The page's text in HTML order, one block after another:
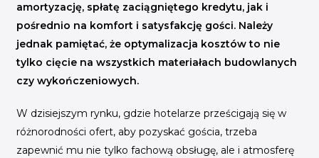
WYDARZENIA
KONKURSY I NABORY
HISTORIA SUKCESU
amortyzację, spłatę zaciągniętego kredytu, jak i
pośrednio na komfort i satysfakcję gości. Należy
jednak pamiętać, że optymalizacja kosztów to nie
tylko cięcie na wszystkich materiałach budowlanych
czy wykończeniowych.
W dzisiejszym rynku, gdzie hotelarze prześcigają się w
różnorodności ofert, aby pozyskać gościa, trzeba
zapewnić mu nie tylko fachową obsługę, ale i atmosferę